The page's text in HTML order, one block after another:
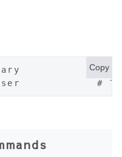
#
#
Copy